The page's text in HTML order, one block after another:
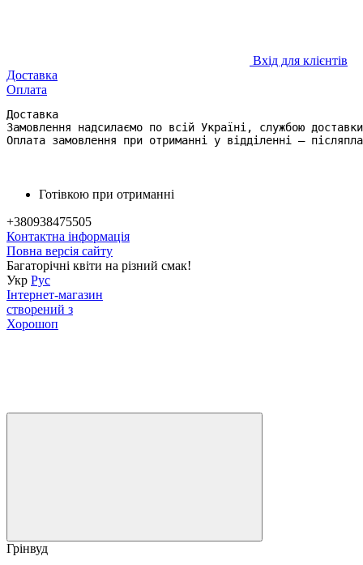
Вхід для клієнтів
Доставка
Оплата
Доставка
Замовлення надсилаємо по всій Україні, службою
Оплата замовлення при отриманні у відділенні –
Готівкою при отриманні
+380938475505
Контактна інформація
Повна версія сайту
Багаторічні квіти на різний смак!
Укр Рус
Інтернет-магазин
створений з
Хорошоп
Грінвуд